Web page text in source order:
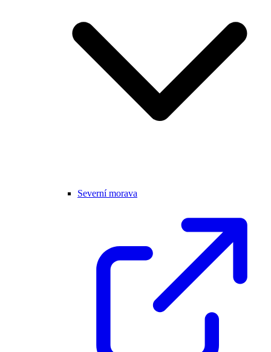
Severní morava